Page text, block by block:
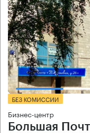
БЕЗ КОМИССИИ
Бизнес-центр
Большая